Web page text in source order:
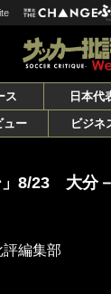
ス 日本代
ュー ビジネ
」8/23 大分
編集部